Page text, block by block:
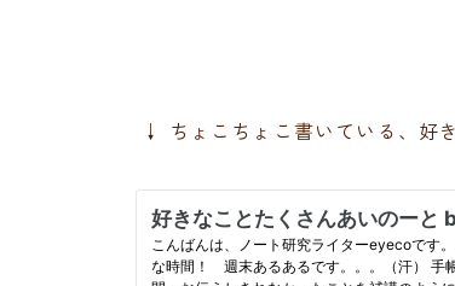
↓ ちょこちょこ書いている、好